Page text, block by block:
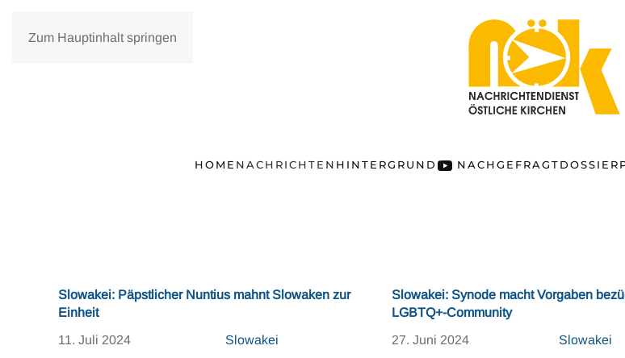
Zum Hauptinhalt springen
HOME NACHRICHTEN HINTERGRUND NACHGEFRAGTDOSSIER
Slowakei: Päpstlicher Nuntius mahnt Slowaken zur
Einheit
11. Juli 2024
Slowakei
Slowakei: Synode macht Vorgaben
LGBTQ+-Community
27. Juni 2024
Slowakei